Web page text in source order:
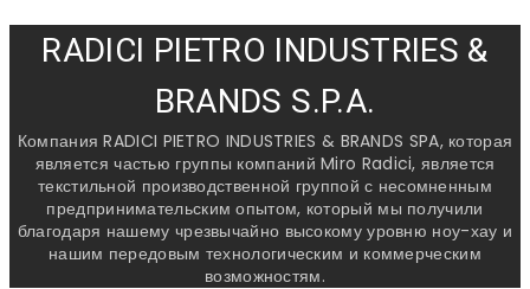
RADICI PIETRO INDUSTRIES &
BRANDS S.P.A.
Компания RADICI PIETRO INDUSTRIES & BRANDS SPA, которая
является частью группы компаний Miro Radici, является
текстильной производственной группой с несомненным
предпринимательским опытом, который мы получили
благодаря нашему чрезвычайно высокому уровню ноу-хау и
нашим передовым технологическим и коммерческим
возможностям.